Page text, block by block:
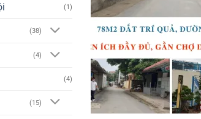
(1)
(38)
(4)
(4)
(15)